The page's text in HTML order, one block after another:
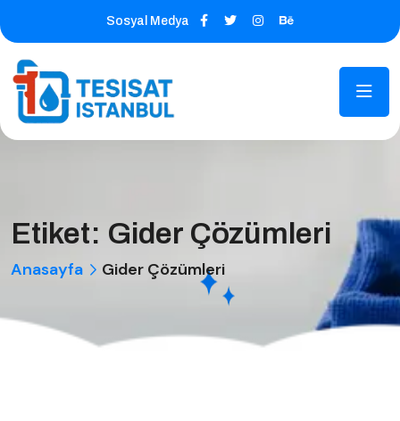
Sosyal Medya
Etiket: Gider Çözümleri
Anasayfa Gider Çözümleri